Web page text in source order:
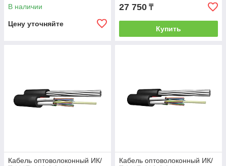
В наличии
Цену уточняйте
27 750 ₸
Купить
Кабель оптоволоконный ИК/
Кабель оптоволоконный ИК/